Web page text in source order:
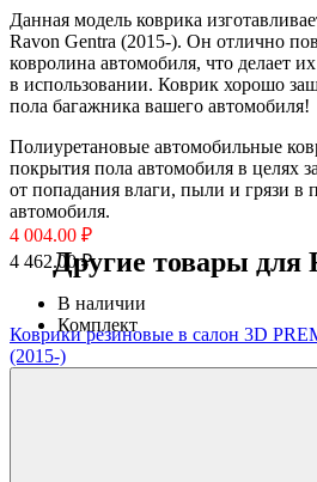
Данная модель коврика
Ravon Gentra (2015-). Он отлично
ковролина автомобиля, что делает
в использовании. Коврик хорошо
пола багажника вашего автомобиля!
Полиуретановые автомобильные
покрытия пола автомобиля в целях
от попадания влаги, пыли и грязи в
автомобиля.
Другие товары для
Коврики резиновые в салон 3D
(2015-)
4 004.00 ₽
4 462.00 ₽
В наличии
Комплект